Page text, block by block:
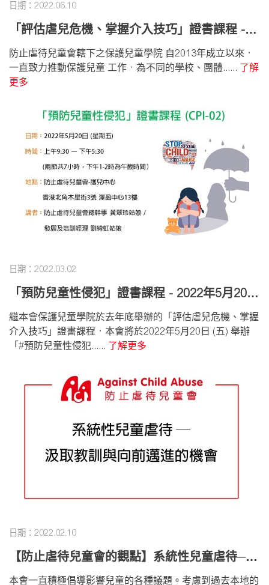
日期：2022.06.10
「評估虐兒危機、掌握介入技巧」證書課程 - 2
防止虐待兒童會轄下之保護兒童學院 自2013年成立以來，
一直致力推動保護兒童 工作，為不同的學校、團體...... 了解
更多
日期：2022.03.02
「預防兒童性侵犯」證書課程 - 2022年5月20日
繼本會保護兒童學院於去年底舉辦的「評估虐兒危機、掌握
介入技巧」證書課程，本會將於2022年5月20日 (五) 舉辦
「#預防兒童性侵犯...... 了解更多
日期：2022.02.10
【防止虐待兒童會的觀點】系統性兒童虐待─汲
本會一直積極倡導影響兒童的各種議題。考慮到過去本地的